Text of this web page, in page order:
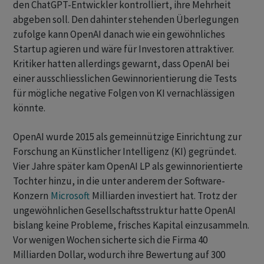
den ChatGPT-Entwickler kontrolliert, ihre Mehrheit
abgeben soll. Den dahinter stehenden Überlegungen
zufolge kann OpenAI danach wie ein gewöhnliches
Startup agieren und wäre für Investoren attraktiver.
Kritiker hatten allerdings gewarnt, dass OpenAI bei
einer ausschliesslichen Gewinnorientierung die Tests
für mögliche negative Folgen von KI vernachlässigen
könnte.
OpenAI wurde 2015 als gemeinnützige Einrichtung zur
Forschung an Künstlicher Intelligenz (KI) gegründet.
Vier Jahre später kam OpenAI LP als gewinnorientierte
Tochter hinzu, in die unter anderem der Software-
Konzern Microsoft Milliarden investiert hat. Trotz der
ungewöhnlichen Gesellschaftsstruktur hatte OpenAI
bislang keine Probleme, frisches Kapital einzusammeln.
Vor wenigen Wochen sicherte sich die Firma 40
Milliarden Dollar, wodurch ihre Bewertung auf 300